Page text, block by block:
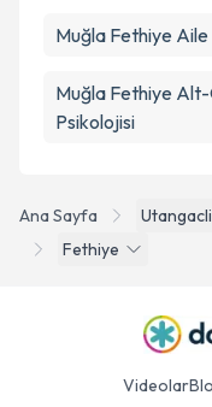
Ana Sayfa
Fethiye
Muğla Fethiye
Muğla Fethiye
Psikolojisi
Videolar